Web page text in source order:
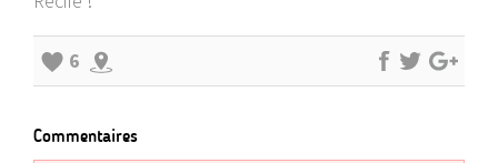
6
Commentaires